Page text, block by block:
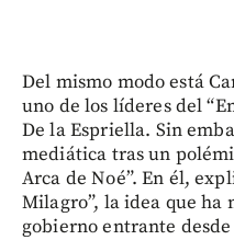
Del mismo modo está
uno de los líderes del
De la Espriella. Sin
mediática tras un
Arca de Noé”. En él,
Milagro”, la idea que ha
gobierno entrante